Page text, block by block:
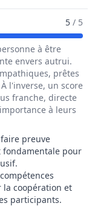
5 / 5
à être
envers autrui.
prêtes
l'inverse, un score
franche, directe
à leurs
preuve
fondamentale pour
la coopération et
participants.